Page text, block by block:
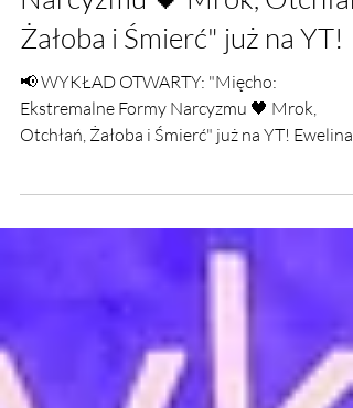
Żałoba i Śmierć" już na YT!
📢 WYKŁAD OTWARTY: "Mięcho:
Ekstremalne Formy Narcyzmu 🖤 Mrok,
Otchłań, Żałoba i Śmierć" już na YT! Ewelina